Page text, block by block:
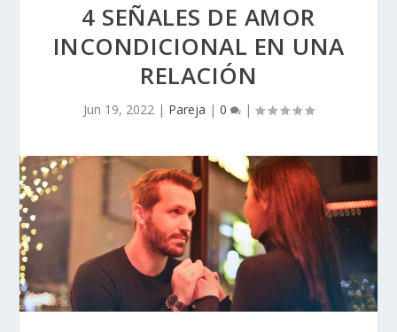
4 SEÑALES DE AMOR
INCONDICIONAL EN UNA
RELACIÓN
Jun 19, 2022 | Pareja | 0 |